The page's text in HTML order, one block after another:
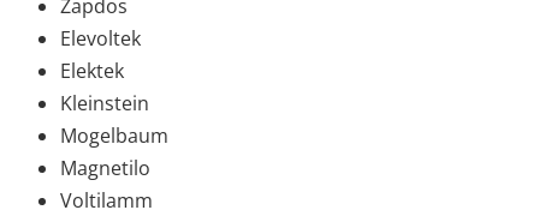
Zapdos
Elevoltek
Elektek
Kleinstein
Mogelbaum
Magnetilo
Voltilamm